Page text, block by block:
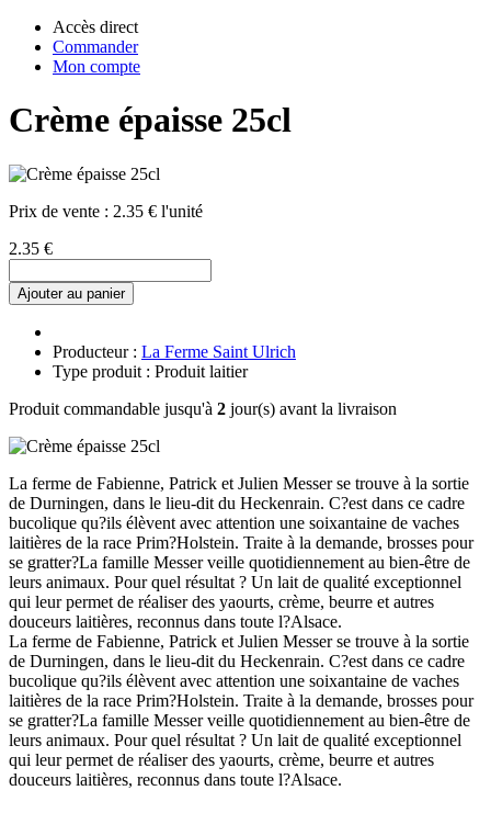
Accès direct
Commander
Mon compte
Crème épaisse 25cl
Prix de vente : 2.35 € l'unité
2.35 €
Ajouter au panier
Producteur : La Ferme Saint Ulrich
Type produit : Produit laitier
Produit commandable jusqu'à 2 jour(s) avant la livraison
La ferme de Fabienne, Patrick et Julien Messer se trouve à la sortie
de Durningen, dans le lieu-dit du Heckenrain. C?est dans ce cadre
bucolique qu?ils élèvent avec attention une soixantaine de vaches
laitières de la race Prim?Holstein. Traite à la demande, brosses pour
se gratter?La famille Messer veille quotidiennement au bien-être de
leurs animaux. Pour quel résultat ? Un lait de qualité exceptionnel
qui leur permet de réaliser des yaourts, crème, beurre et autres
douceurs laitières, reconnus dans toute l?Alsace.
La ferme de Fabienne, Patrick et Julien Messer se trouve à la sortie
de Durningen, dans le lieu-dit du Heckenrain. C?est dans ce cadre
bucolique qu?ils élèvent avec attention une soixantaine de vaches
laitières de la race Prim?Holstein. Traite à la demande, brosses pour
se gratter?La famille Messer veille quotidiennement au bien-être de
leurs animaux. Pour quel résultat ? Un lait de qualité exceptionnel
qui leur permet de réaliser des yaourts, crème, beurre et autres
douceurs laitières, reconnus dans toute l?Alsace.